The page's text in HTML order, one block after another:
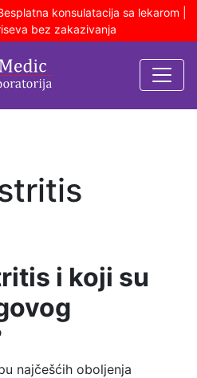
konsulatacija sa lekarom |
bez zakazivanja
i koji su
najčešćih oboljenja